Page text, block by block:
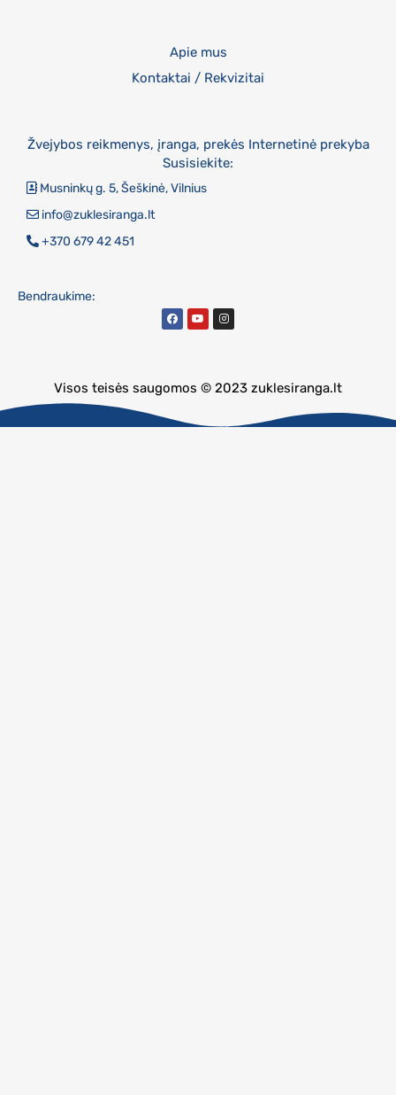
Apie mus
Kontaktai / Rekvizitai
Žvejybos reikmenys, įranga, prekės Internetinė prekyba
Susisiekite:
Musninkų g. 5, Šeškinė, Vilnius
info@zuklesiranga.lt
+370 679 42 451
Bendraukime:
Visos teisės saugomos © 2023 zuklesiranga.lt